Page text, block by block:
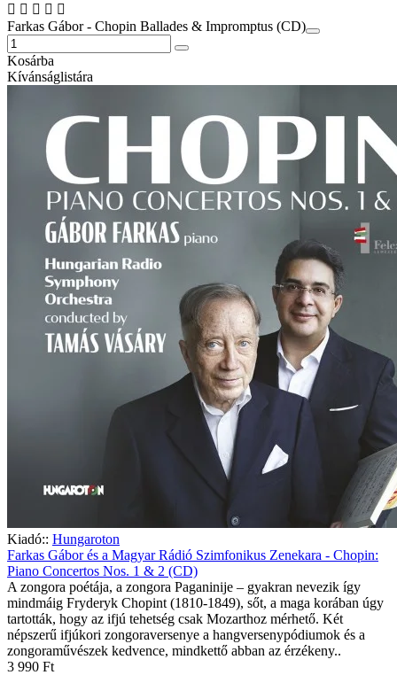
Farkas Gábor - Chopin Ballades & Impromptus (CD)
Kosárba
Kívánságlistára
Kiadó:: Hungaroton
Farkas Gábor és a Magyar Rádió Szimfonikus Zenekara - Chopin:
Piano Concertos Nos. 1 & 2 (CD)
A zongora poétája, a zongora Paganinije – gyakran nevezik így
mindmáig Fryderyk Chopint (1810-1849), sőt, a maga korában úgy
tartották, hogy az ifjú tehetség csak Mozarthoz mérhető. Két
népszerű ifjúkori zongoraversenye a hangversenypódiumok és a
zongoraművészek kedvence, mindkettő abban az érzékeny..
3 990 Ft